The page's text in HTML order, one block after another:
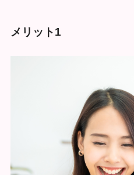
メリット1